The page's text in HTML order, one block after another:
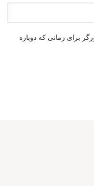
برای زمانی که دوباره